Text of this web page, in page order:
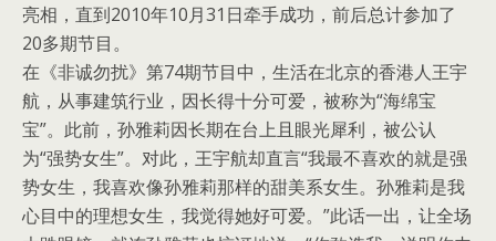
亮相，直到2010年10月31日牵手成功，前后总计参加了
20多期节目。
在《非诚勿扰》第74期节目中，生活在北京的香港人王宇
航，从事建筑行业，因长得十分可爱，被称为“海绵宝
宝”。此前，孙雅莉因长期在台上且眼光犀利，被公认
为“强势女生”。对此，王宇航却直言“我最不喜欢的就是强
势女生，我喜欢像孙雅莉那样的甜美系女生。孙雅莉是我
心目中的理想女生，我觉得她好可爱。”此话一出，让全场